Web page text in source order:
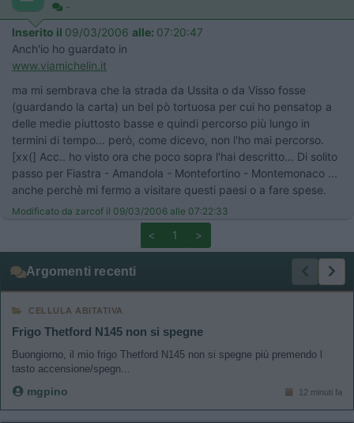
-
Inserito il 09/03/2006 alle: 07:20:47
Anch'io ho guardato in
www.viamichelin.it
ma mi sembrava che la strada da Ussita o da Visso fosse
(guardando la carta) un bel pò tortuosa per cui ho pensatop a
delle medie piuttosto basse e quindi percorso più lungo in
termini di tempo... però, come dicevo, non l'ho mai percorso.
[xx(] Acc.. ho visto ora che poco sopra l'hai descritto... Di solito
passo per Fiastra - Amandola - Montefortino - Montemonaco ...
anche perchè mi fermo a visitare questi paesi o a fare spese.
Modificato da zarcof il 09/03/2006 alle 07:22:33
< 1 >
Argomenti recenti
CELLULA ABITATIVA
Frigo Thetford N145 non si spegne
Buongiorno, il mio frigo Thetford N145 non si spegne più premendo l
tasto accensione/spegn...
mgpino 12 minuti fa